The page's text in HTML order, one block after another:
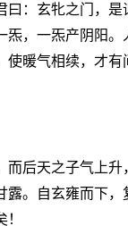
：玄牝之门，
，一炁产阴阳
暖气相续，才
后天之子气上
。自玄雍而下